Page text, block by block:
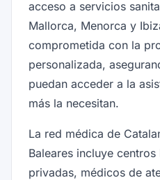
acceso a servicios
Mallorca, Menorca y
comprometida con la
personalizada,
puedan acceder a la
más la necesitan.
La red médica de
Baleares incluye
privadas, médicos de